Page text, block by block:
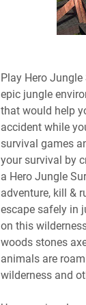
Play Hero
epic jungle
that would help
accident while
survival games
your survival by
a Hero Jungle
adventure, kill &
escape safely in
on this
woods stones
animals are
wilderness and